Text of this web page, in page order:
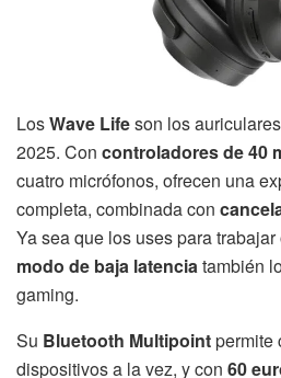
LosWave Lifeson los
2025. Con controladores de 40
cuatro micrófonos, ofrecen una
completa, combinada con
Ya sea que los uses para
modo de baja latenciatambién
gaming.
Su Bluetooth Multipointpermite
dispositivos a la vez, y con 60